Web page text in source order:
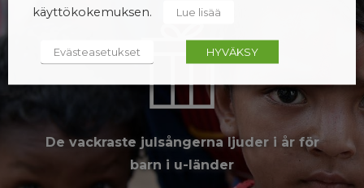
De vackraste julsångerna ljuder i år för
barn i u-länder
käyttökokemuksen.
Lue lisää
Evästeasetukset HYVÄKSY